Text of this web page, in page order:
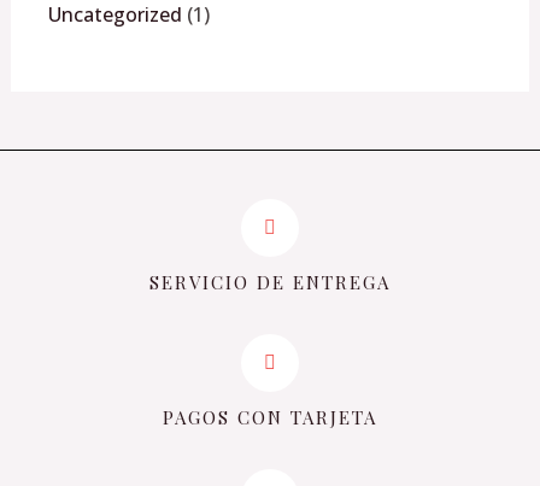
Uncategorized 1
SERVICIO DE ENTREGA
PAGOS CON TARJETA